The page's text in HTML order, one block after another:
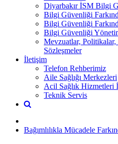
Diyarbakır İSM Bilgi
Bilgi Güvenliği
Bilgi Güvenliği
Bilgi Güvenliği
Mevzuatlar,
Sözleşmeler
İletişim
Telefon Rehberimiz
Aile Sağlığı Merkezleri
Acil Sağlık Hizmetleri
Teknik Servis
Bağımlılıkla Mücadele